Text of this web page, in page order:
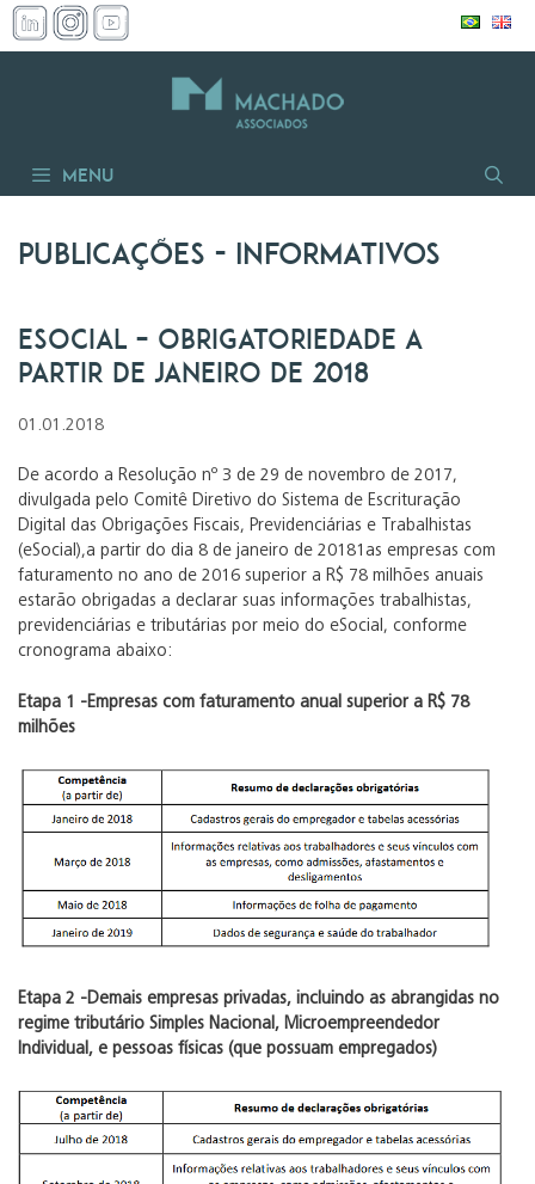
Pular
para
Menu
Publicações - informativos
eSocial – Obrigatoriedade a
partir de janeiro de 2018
01.01.2018
De acordo a Resolução nº 3 de 29 de novembro de 2017,
divulgada pelo Comitê Diretivo do Sistema de Escrituração
Digital das Obrigações Fiscais, Previdenciárias e Trabalhistas
(eSocial),a partir do dia 8 de janeiro de 20181as empresas com
faturamento no ano de 2016 superior a R$ 78 milhões anuais
estarão obrigadas a declarar suas informações trabalhistas,
previdenciárias e tributárias por meio do eSocial, conforme
cronograma abaixo:
Etapa 1 -Empresas com faturamento anual superior a R$ 78
milhões
Etapa 2 -Demais empresas privadas, incluindo as abrangidas no
regime tributário Simples Nacional, Microempreendedor
Individual, e pessoas físicas (que possuam empregados)